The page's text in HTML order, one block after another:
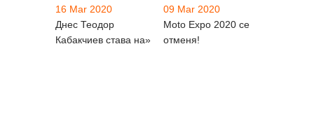
16 Mar 2020
Днес Теодор
Кабакчиев става на»
09 Mar 2020
Moto Expo 2020 се
отменя!